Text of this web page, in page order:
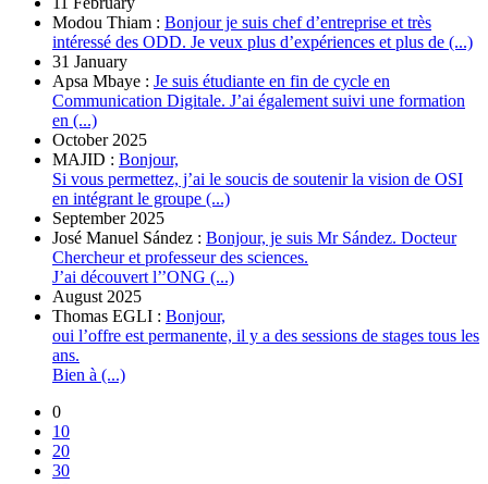
Modou Thiam : Bonjour je suis chef d’entreprise et très
intéressé des ODD. Je veux plus d’expériences et plus de (...)
31 January
Apsa Mbaye : Je suis étudiante en fin de cycle en
Communication Digitale. J’ai également suivi une formation
en (...)
October 2025
MAJID : Bonjour,
Si vous permettez, j’ai le soucis de soutenir la vision de OSI
en intégrant le groupe (...)
September 2025
José Manuel Sández : Bonjour, je suis Mr Sández. Docteur
Chercheur et professeur des sciences.
J’ai découvert l’’ONG (...)
August 2025
Thomas EGLI : Bonjour,
oui l’offre est permanente, il y a des sessions de stages tous les
ans.
Bien à (...)
0
10
20
30